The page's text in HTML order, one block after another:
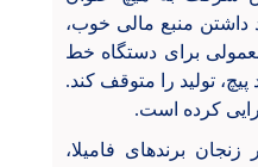
داشتن منبع مالی خوب،
برای دستگاه خط
پیچ، تولید را متوقف کند.
کرده است.
برندهای فامیلا،